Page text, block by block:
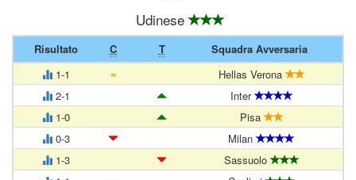
Udinese
Risultato C T
Squadra Avversaria
1-1
=
Hellas Verona
2-1
Inter
1-0
Pisa
0-3
Milan
1-3
Sassuolo